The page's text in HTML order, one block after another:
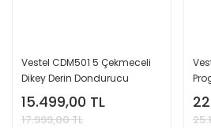
Vestel CDM501 5 Çekmeceli
Dikey Derin Dondurucu
15.499,00 TL
17.999,00 TL